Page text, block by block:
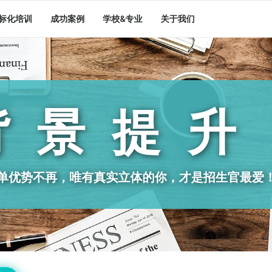
化培训 成功案例 学校&专业 关于我们
景提升
优势不再，唯有真实立体的你，才是招生官最爱！